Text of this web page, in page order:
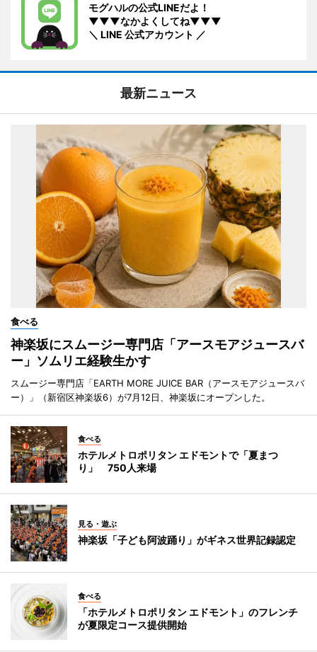
モグハルの公式LINEだよ！
▼▼▼なかよくしてね▼▼▼
＼ LINE 公式アカウント ／
最新ニュース
食べる
神楽坂にスムージー専門店「アースモアジュースバ
ー」ソムリエ経験生かす
スムージー専門店「EARTH MORE JUICE BAR（アースモアジュースバ
ー）」（新宿区神楽坂6）が7月12日、神楽坂にオープンした。
食べる
ホテルメトロポリタン エドモントで「夏まつ
り」 750人来場
見る・遊ぶ
神楽坂「子ども阿波踊り」がギネス世界記録認定
食べる
「ホテルメトロポリタン エドモント」のフレンチ
が夏限定コース提供開始